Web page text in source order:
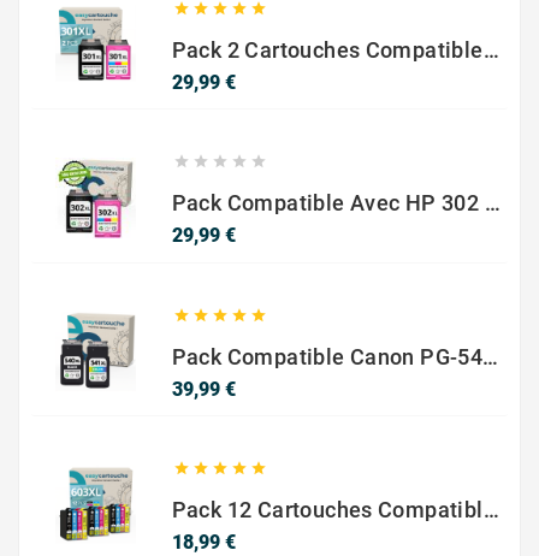
    
Pack 2 Cartouches Compatible Avec HP 301 XL Noir Et Couleur
29,99 €Prix
    
Pack Compatible Avec HP 302 XL Noir Et Couleur - SANS NIVEAU ENCRE
29,99 €Prix
    
Pack Compatible Canon PG-540 XL / CL-541 XL – Noir & Couleur – Haute Capacité
39,99 €Prix
    
Pack 12 Cartouches Compatible EPSON 603XL
18,99 €Prix